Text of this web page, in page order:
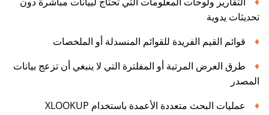
تحديثات يدوية
قوائم القيم الفريدة للقوائم المنسدلة أو الملخصات
طرق العرض المرتبة أو المفلترة التي لا ينبغي أن تزعج بيانات
المصدر
عمليات البحث متعددة الأعمدة باستخدام XLOOKUP